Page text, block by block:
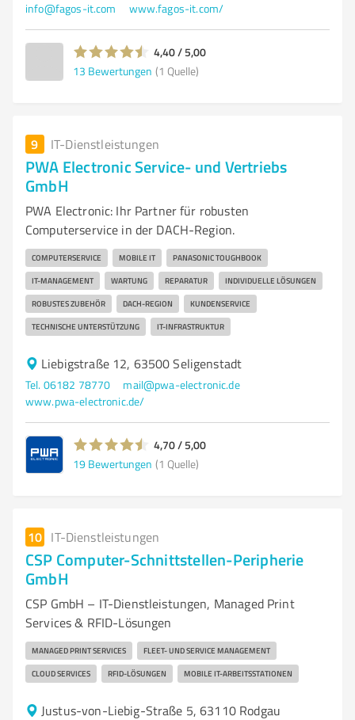
info@fagos-it.com www.fagos-it.com/
4,40 / 5,00
13 Bewertungen (1 Quelle)
9 IT-Dienstleistungen
PWA Electronic Service- und Vertriebs
GmbH
PWA Electronic: Ihr Partner für robusten
Computerservice in der DACH-Region.
COMPUTERSERVICE MOBILE IT PANASONIC TOUGHBOOK
IT-MANAGEMENT WARTUNG REPARATUR INDIVIDUELLE LÖSUNGEN
ROBUSTES ZUBEHÖR DACH-REGION KUNDENSERVICE
TECHNISCHE UNTERSTÜTZUNG IT-INFRASTRUKTUR
Liebigstraße 12, 63500 Seligenstadt
Tel. 06182 78770
mail@pwa-electronic.de
www.pwa-electronic.de/
4,70 / 5,00
19 Bewertungen (1 Quelle)
10 IT-Dienstleistungen
CSP Computer-Schnittstellen-Peripherie
GmbH
CSP GmbH – IT-Dienstleistungen, Managed Print
Services & RFID-Lösungen
MANAGED PRINT SERVICES FLEET- UND SERVICE MANAGEMENT
CLOUD SERVICES RFID-LÖSUNGEN MOBILE IT-ARBEITSSTATIONEN
Justus-von-Liebig-Straße 5, 63110 Rodgau